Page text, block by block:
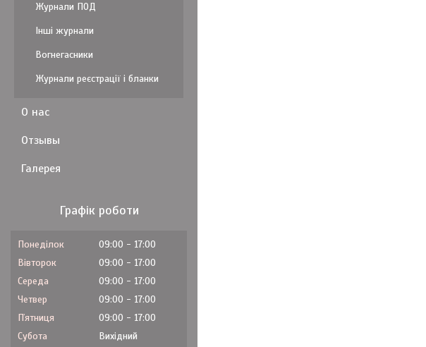
Журнали ПОД
Інші журнали
Вогнегасники
Журнали реєстрації і бланки
О нас
Отзывы
Галерея
Графік роботи
Понеділок 09:00
17:00
Вівторок
09:00
17:00
Середа
09:00
17:00
Четвер
09:00
17:00
Пʼятниця
09:00
17:00
Субота
Вихідний